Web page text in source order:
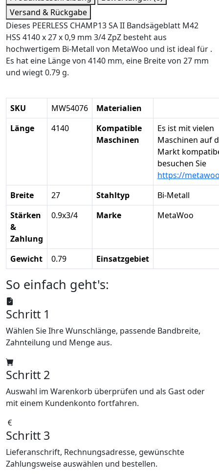
Versand & Rückgabe
Dieses PEERLESS CHAMP13 SA II Bandsägeblatt M42
HSS 4140 x 27 x 0,9 mm 3/4 ZpZ besteht aus
hochwertigem Bi-Metall von MetaWoo und ist ideal für .
Es hat eine Länge von 4140 mm, eine Breite von 27 mm
und wiegt 0.79 g.
SKU MW54076
Materialien
Länge
4140
Kompatible
Maschinen
Es ist mit vielen
Maschinen auf
Markt
besuchen Sie
https://
Breite
27 Stahltyp
Bi-Metall
Stärken
&
Zahlung
0.9x3/4 Marke MetaWoo
Gewicht 0.79 Einsatzgebiet
So einfach geht's:
Schritt 1
Wählen Sie Ihre Wunschlänge, passende Bandbreite,
Zahnteilung und Menge aus.
Schritt 2
Auswahl im Warenkorb überprüfen und als Gast oder
mit einem Kundenkonto fortfahren.
Schritt 3
Lieferanschrift, Rechnungsadresse, gewünschte
Zahlungsweise auswählen und bestellen.